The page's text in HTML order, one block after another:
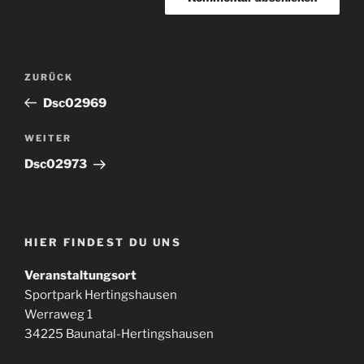
Beitragsnavigation
Vorheriger
Beitrag
ZURÜCK
Dsc02969
Nächster
Beitrag
WEITER
Dsc02973
HIER FINDEST DU UNS
Veranstaltungsort
Sportpark Hertingshausen
Werraweg 1
34225 Baunatal-Hertingshausen